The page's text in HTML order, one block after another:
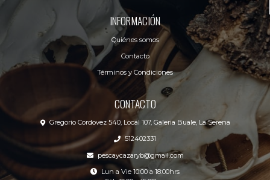
INFORMACIÓN
Quiénes somos
Contacto
Términos y Condiciones
CONTACTO
Gregorio Cordovez 540, Local 107, Galeria Buale, La Serena
512402331
pescaycazaryb@gmail.com
Lun a Vie 10:00 a 18:00hrs